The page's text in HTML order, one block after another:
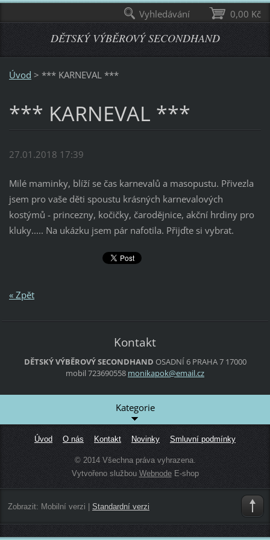
DĚTSKÝ VÝBĚROVÝ SECONDHAND
Úvod > *** KARNEVAL ***
*** KARNEVAL ***
27.01.2018 17:39
Milé maminky, blíží se čas karnevalů a masopustu. Přivezla
jsem pro vaše děti spoustu krásných karnevalových
kostýmů - princezny, kočičky, čarodějnice, akční hrdiny pro
kluky..... Na ukázku jsem pár nafotila. Přijďte si vybrat.
« Zpět
Kontakt
DĚTSKÝ VÝBĚROVÝ SECONDHAND OSADNÍ 6PRAHA 717000
mobil 723690558 monikapok@email.cz
Kategorie
Úvod O nás Kontakt Novinky Smluvní podmínky
© 2014 Všechna práva vyhrazena.
Vytvořeno službou WebnodeE-shop
Zobrazit: Mobilní verzi Standardní verzi
0,00 Kč
Vyhledávání